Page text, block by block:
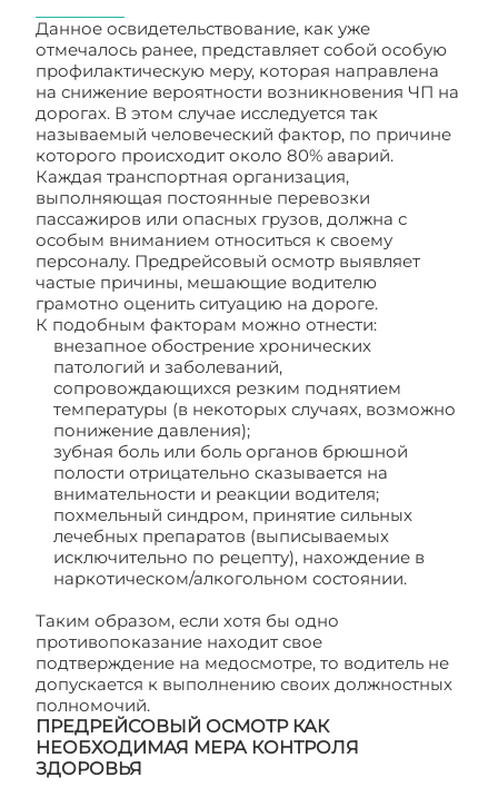
Данное освидетельствование, как уже
отмечалось ранее, представляет собой особую
профилактическую меру, которая направлена
на снижение вероятности возникновения ЧП на
дорогах. В этом случае исследуется так
называемый человеческий фактор, по причине
которого происходит около 80% аварий.
Каждая транспортная организация,
выполняющая постоянные перевозки
пассажиров или опасных грузов, должна с
особым вниманием относиться к своему
персоналу. Предрейсовый осмотр выявляет
частые причины, мешающие водителю
грамотно оценить ситуацию на дороге.
К подобным факторам можно отнести:
внезапное обострение хронических
патологий и заболеваний,
сопровождающихся резким поднятием
температуры (в некоторых случаях, возможно
понижение давления);
зубная боль или боль органов брюшной
полости отрицательно сказывается на
внимательности и реакции водителя;
похмельный синдром, принятие сильных
лечебных препаратов (выписываемых
исключительно по рецепту), нахождение в
наркотическом/алкогольном состоянии.
Таким образом, если хотя бы одно
противопоказание находит свое
подтверждение на медосмотре, то водитель не
допускается к выполнению своих должностных
полномочий.
ПРЕДРЕЙСОВЫЙ ОСМОТР КАК
НЕОБХОДИМАЯ МЕРА КОНТРОЛЯ
ЗДОРОВЬЯ